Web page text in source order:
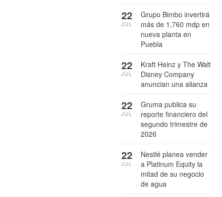
Grupo Bimbo invertirá
más de 1,760 mdp en
nueva planta en
Puebla
22
JUL
Kraft Heinz y The Walt
Disney Company
anuncian una alianza
22
JUL
Gruma publica su
reporte financiero del
segundo trimestre de
2026
22
JUL
Nestlé planea vender
a Platinum Equity la
mitad de su negocio
de agua
22
JUL